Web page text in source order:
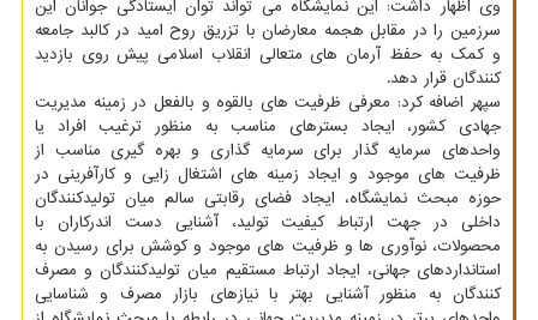
وی اظهار داشت: این نمایشگاه می تواند توان ایستادگی جوانان این
سرزمین را در مقابل هجمه معارضان با تزریق روح امید در کالبد جامعه
و کمک به حفظ آرمان های متعالی انقلاب اسلامی پیش روی بازدید
کنندگان قرار دهد.
سپهر اضافه کرد: معرفی ظرفیت های بالقوه و بالفعل در زمینه مدیریت
جهادی کشور، ایجاد بسترهای مناسب به منظور ترغیب افراد یا
واحدهای سرمایه گذار برای سرمایه گذاری و بهره گیری مناسب از
ظرفیت های موجود و ایجاد زمینه های اشتغال زایی و کارآفرینی در
حوزه مبحث نمایشگاه، ایجاد فضای رقابتی سالم میان تولیدکنندگان
داخلی در جهت ارتباط کیفیت تولید، آشنایی دست اندرکاران با
محصولات، نوآوری ها و ظرفیت های موجود و کوشش برای رسیدن به
استانداردهای جهانی، ایجاد ارتباط مستقیم میان تولیدکنندگان و مصرف
کنندگان به منظور آشنایی بهتر با نیازهای بازار مصرف و شناسایی